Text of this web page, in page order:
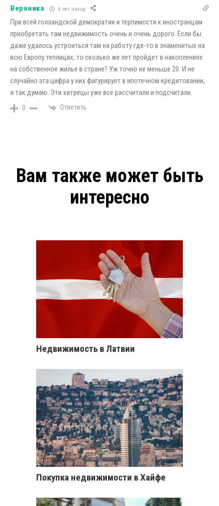
Вероника 6 лет назад
При всей голландской демократии и терпимости к иностранцам
приобретать там недвижимость очень и очень дорого. Если бы
даже удалось устроиться там на работу где-то в знаменитых на
всю Европу теплицах, то сколько же лет пройдет в накоплениях
на собственное жилье в стране? Уж точно не меньше 20. И не
случайно эта цифра у них фигурирует в ипотечном кредитовании,
я так думаю. Эти хитрецы уже все рассчитали и подсчитали.
0 Ответить
Вам также может быть
интересно
Недвижимость в Латвии
Покупка недвижимости в Хайфе